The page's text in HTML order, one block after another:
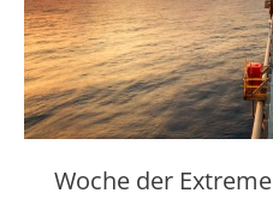
Woche der